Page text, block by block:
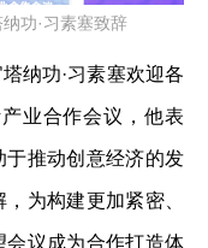
功·习素塞致辞
纳功·习素塞欢迎各
业合作会议，他表
于推动创意经济的发
为构建更加紧密、
会议成为合作打造体